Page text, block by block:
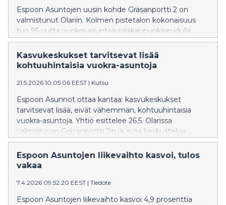
Espoon Asuntojen uusin kohde Gräsanportti 2 on
valmistunut Olariin. Kolmen pistetalon kokonaisuus
tuo 95 uutta vuokra-asuntoa pääkaupunkiseudulle,
jossa kohtuuhintaisten kotien tarve on suuri.
Kasvukeskukset tarvitsevat lisää
kohtuuhintaisia vuokra-asuntoja
21.5.2026 10:05:06 EEST | Kutsu
Espoon Asunnot ottaa kantaa: kasvukeskukset
tarvitsevat lisää, eivät vähemmän, kohtuuhintaisia
vuokra-asuntoja. Yhtiö esittelee 26.5. Olarissa
valmistuvan Gräsanportti 2:n ja avaa keskustelua
tuetun vuokra-asumisen tulevaisuudesta.
Espoon Asuntojen liikevaihto kasvoi, tulos
vakaa
7.4.2026 09:52:20 EEST | Tiedote
Espoon Asuntojen liikevaihto kasvoi 4,9 prosenttia